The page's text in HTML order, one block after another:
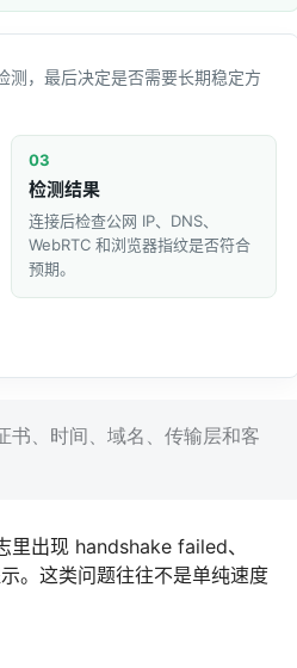
测，最后决定是否需要长期稳定方
03
检测结果
连接后检查公网 IP、DNS、
WebRTC 和浏览器指纹是否符合
预期。
书、时间、域名、传输层和客
里出现 handshake failed、
这类问题往往不是单纯速度